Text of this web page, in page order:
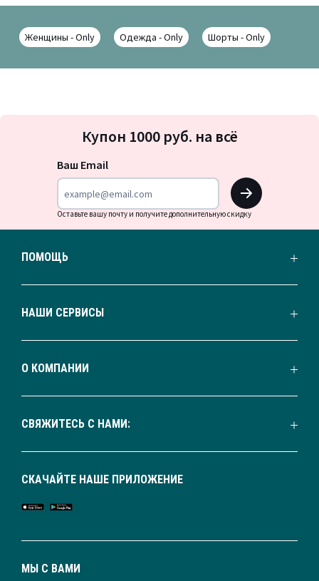
Женщины - Only Одежда - Only Шорты - Only
на
Купон 1000 руб. на всё
Ваш Email
OK
Оставьте вашу почту и получите дополнительную скидку
ПОМОЩЬ
НАШИ СЕРВИСЫ
О КОМПАНИИ
СВЯЖИТЕСЬ С НАМИ:
МЫ С ВАМИ
СКАЧАЙТЕ НАШЕ ПРИЛОЖЕНИЕ